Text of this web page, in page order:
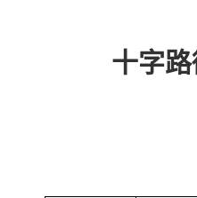
图说
十字